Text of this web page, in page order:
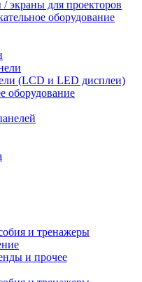
экраны для проекторов
оборудование
(LCD и LED дисплеи)
оборудование
и тренажеры
и прочее